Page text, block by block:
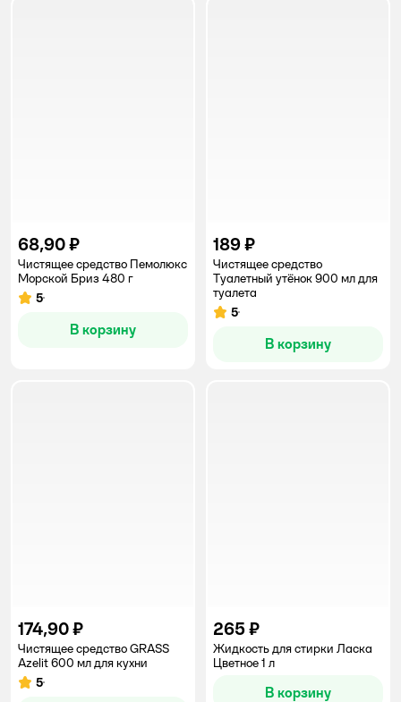
68,90 ₽
Чистящее средство Пемолюкс
Морской Бриз 480 г
Рейтинг:
5
В корзину
189 ₽
Чистящее средство
Туалетный утёнок 900 мл для
туалета
Рейтинг:
5
В корзину
174,90 ₽
Чистящее средство GRASS
Azelit 600 мл для кухни
Рейтинг:
5
265 ₽
Жидкость для стирки Ласка
Цветное 1 л
В корзину